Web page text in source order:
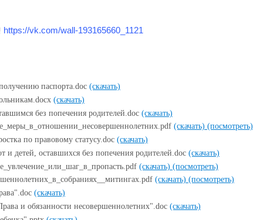
https://vk.com/wall-193165660_1121
паспорта.doc (скачать)
(скачать)
без попечения родителей.doc (скачать)
(скачать) (посмотреть)
по правовому статусу.doc (скачать)
и детей, оставшихся без попечения родителей.doc (скачать)
(скачать) (посмотреть)
(скачать) (посмотреть)
(скачать)
и обязанности несовершеннолетних".doc (скачать)